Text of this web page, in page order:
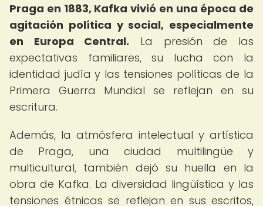
Praga en 1883, Kafka vivió en una época de
agitación política y social, especialmente
en Europa Central. La presión de las
expectativas familiares, su lucha con la
identidad judía y las tensiones políticas de la
Primera Guerra Mundial se reflejan en su
escritura.
Además, la atmósfera intelectual y artística
de Praga, una ciudad multilingüe y
multicultural, también dejó su huella en la
obra de Kafka. La diversidad lingüística y las
tensiones étnicas se reflejan en sus escritos,